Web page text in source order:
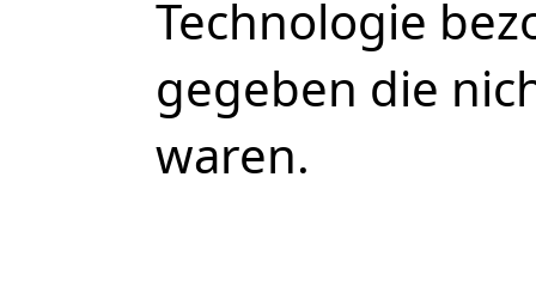
Technologie
gegeben die
waren.